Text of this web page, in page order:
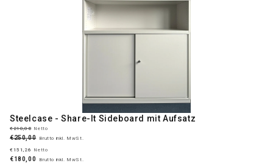
Steelcase - Share-It Sideboard mit Aufsatz
€210,08 Netto
€250,00 Brutto inkl. MwSt.
€151,26
Netto
€180,00 Brutto inkl. MwSt.